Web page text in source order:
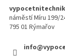
náměstí Míru 199/
795 01 Rýmařov